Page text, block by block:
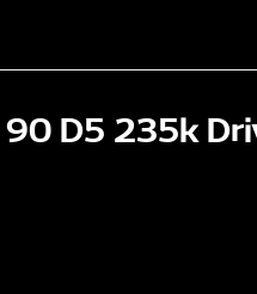
90 D5 235k